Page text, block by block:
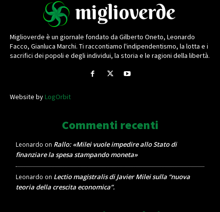
Miglioverde è un giornale fondato da Gilberto Oneto, Leonardo
Facco, Gianluca Marchi. Ti raccontiamo l'indipendentismo, la lotta e i
sacrifici dei popoli e degli individui, la storia e le ragioni della libertà.
Website byLogOrbit
Commenti recenti
Leonardo on Rallo: «Milei vuole impedire allo Stato di
finanziare la spesa stampando moneta»
Leonardo on Lectio magistralis di Javier Milei sulla “nuova
teoria della crescita economica”.